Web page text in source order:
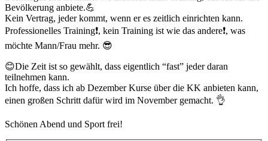
Bevölkerung anbiete.💪
Kein Vertrag, jeder kommt, wenn er es zeitlich einrichten kann.
Professionelles Training❗, kein Training ist wie das andere❗, was
möchte Mann/Frau mehr. 😎
😊Die Zeit ist so gewählt, dass eigentlich “fast” jeder daran
teilnehmen kann.
Ich hoffe, dass ich ab Dezember Kurse über die KK anbieten kann,
einen großen Schritt dafür wird im November gemacht. 👌
Schönen Abend und Sport frei!